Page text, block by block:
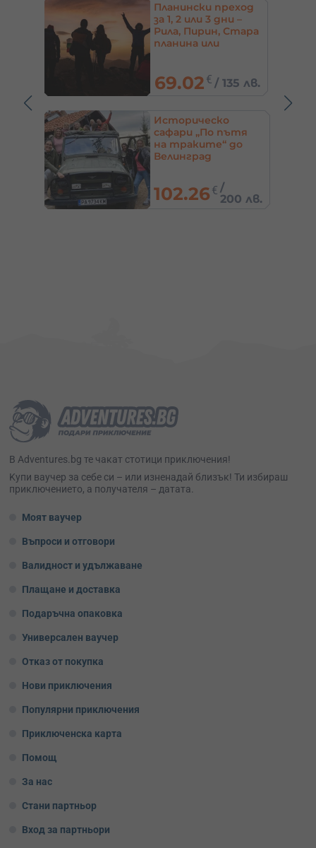
Глемпинг Дивото –
модерен къмпинг
на морето – с.
Топола, Каварна
60€/ 117.35 лв.
Почивка за 2-ма в
еко селище
“Дебели даб” и
рафтинг по река
180 €/352.05 лв.
В Adventures.bg те чакат стотици приключения!
Kупи ваучер за себе си – или изненадай близък! Ти избираш
приключението, а получателя – датата.
Моят ваучер
Въпроси и отговори
Валидност и удължаване
Плащане и доставка
Подаръчна опаковка
Универсален ваучер
Отказ от покупка
Нови приключения
Популярни приключения
Приключенска карта
Помощ
За нас
Стани партньор
Вход за партньори